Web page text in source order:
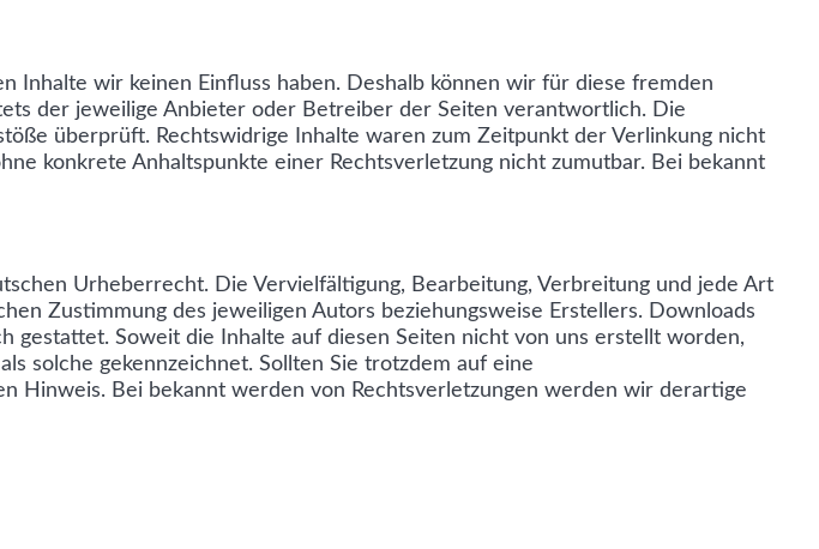
Inhalte wir keinen Einfluss haben. Deshalb können wir für diese fremden
der jeweilige Anbieter oder Betreiber der Seiten verantwortlich. Die
überprüft. Rechtswidrige Inhalte waren zum Zeitpunkt der Verlinkung nicht
konkrete Anhaltspunkte einer Rechtsverletzung nicht zumutbar. Bei bekannt
Urheberrecht. Die Vervielfältigung, Bearbeitung, Verbreitung und jede Art
Zustimmung des jeweiligen Autors beziehungsweise Erstellers. Downloads
Soweit die Inhalte auf diesen Seiten nicht von uns erstellt worden,
solche gekennzeichnet. Sollten Sie trotzdem auf eine
Hinweis. Bei bekannt werden von Rechtsverletzungen werden wir derartige